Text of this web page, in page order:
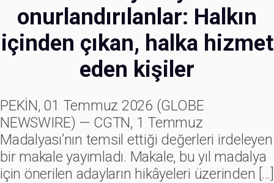
onurlandırılanlar: Halkın
içinden çıkan, halka hizmet
eden kişiler
PEKİN, 01 Temmuz 2026 (GLOBE
NEWSWIRE) — CGTN, 1 Temmuz
Madalyası’nın temsil ettiği değerleri irdeleyen
bir makale yayımladı. Makale, bu yıl madalya
için önerilen adayların hikâyeleri üzerinden […]